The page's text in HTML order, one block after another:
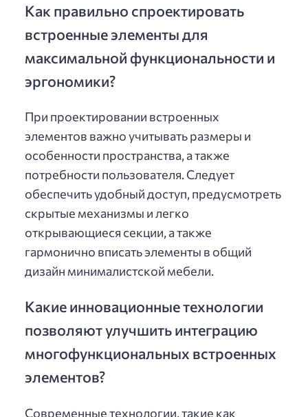
Как правильно спроектировать
встроенные элементы для
максимальной функциональности и
эргономики?
При проектировании встроенных
элементов важно учитывать размеры и
особенности пространства, а также
потребности пользователя. Следует
обеспечить удобный доступ, предусмотреть
скрытые механизмы и легко
открывающиеся секции, а также
гармонично вписать элементы в общий
дизайн минималистской мебели.
Какие инновационные технологии
позволяют улучшить интеграцию
многофункциональных встроенных
элементов?
Современные технологии, такие как